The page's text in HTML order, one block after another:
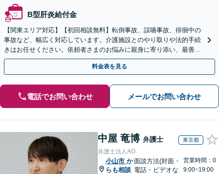
B型肝炎給付金
【関東エリア対応】【初回相談無料】転倒事故、誤嚥事故、徘徊中の
事故など、幅広く対応しています。介護施設とのやり取りや法的手続
きはお任せください。依頼者さまのお悩みに親身に寄り添い、最善の
結果が得られるように尽力いたします。
料金表を見る
電話でお問い合わせ メールでお問い合わせ
中屋 竜博 弁護士 東京都
弁護士法人AO
小山市 か
らも相談
面談方法(対面・
電話・ビデオな
営業時間：0
9:00~19:00